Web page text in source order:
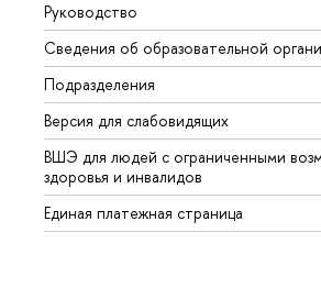
Руководство
Сведения об образовательной
Подразделения
Версия для слабовидящих
ВШЭ для людей с ограниченными
здоровья и инвалидов
Единая платежная страница